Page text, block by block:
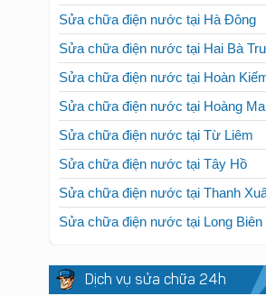
Sửa chữa điện nước tại Hà Đông
Sửa chữa điện nước tại Hai Bà
Sửa chữa điện nước tại Hoàn
Sửa chữa điện nước tại Hoàng
Sửa chữa điện nước tại Từ Liêm
Sửa chữa điện nước tại Tây Hồ
Sửa chữa điện nước tại Thanh
Sửa chữa điện nước tại Long Biên
Dịch vụ sửa chữa 24h